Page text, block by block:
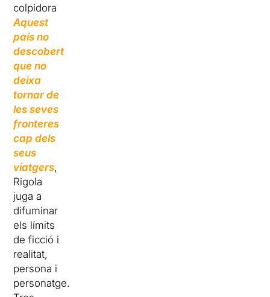
colpidora
Aquest
país no
descobert
que no
deixa
tornar de
les seves
fronteres
cap dels
seus
viatgers,
Rigola
juga a
difuminar
els límits
de ficció i
realitat,
persona i
personatge.